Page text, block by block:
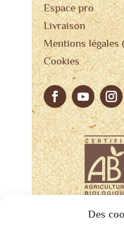
Des
Espace pro
Livraison
Mentions légales
Cookies